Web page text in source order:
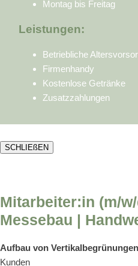
Montag bis Freitag
Leistungen:
Betriebliche
Firmenhandy
Kostenlose Getränke
Zusatzzahlungen
SCHLIEßEN
Mitarbeiter:in (m/
Messebau |
Aufbau von
Kunden